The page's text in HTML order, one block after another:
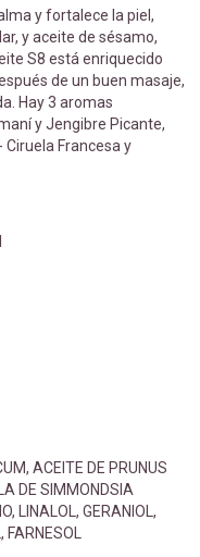
y fortalece la piel,
y aceite de sésamo,
S8 está enriquecido
de un buen masaje,
Hay 3 aromas
y Jengibre Picante,
Ciruela Francesa y
ACEITE DE PRUNUS
DE SIMMONDSIA
LINALOL, GERANIOL,